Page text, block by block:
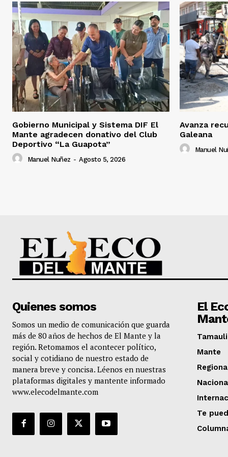
Gobierno Municipal y Sistema DIF El
Mante agradecen donativo del Club
Deportivo “La Guapota”
Manuel Nuñez - Agosto 5, 2026
Avanza
Galeana
Manuel
Quienes somos
Somos un medio de comunicación que guarda
más de 80 años de hechos de El Mante y la
región. Retomamos el acontecer político,
social y cotidiano de nuestro estado de
manera breve y concisa. Léenos en nuestras
plataformas digitales y mantente informado
www.elecodelmante.com
El
Mante
Te